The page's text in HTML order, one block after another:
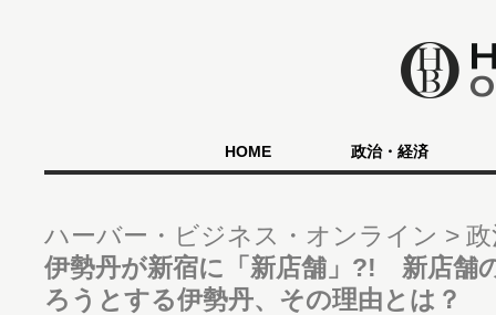
HOME 政治・経済
ハーバー・ビジネス・オンライン
伊勢丹が新宿に「新店舗」?! 新店舗
ろうとする伊勢丹、その理由とは？